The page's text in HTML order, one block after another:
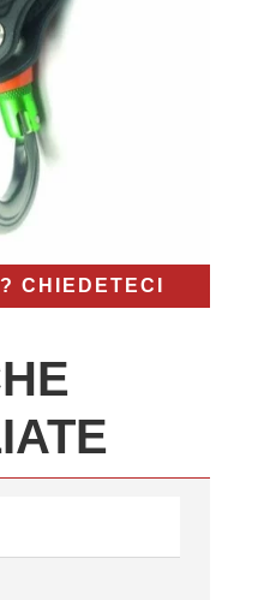
CHIEDETECI